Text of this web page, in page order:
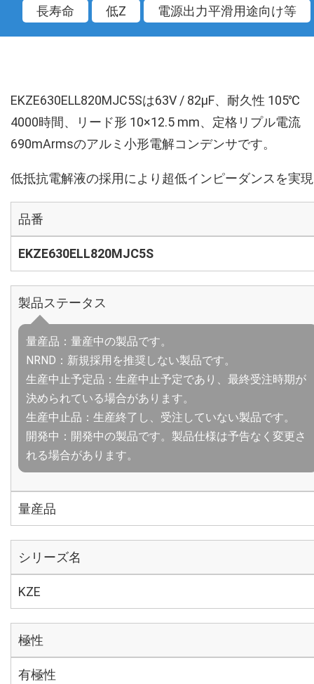
長寿命 低Z 電源出力平滑用途向け等
EKZE630ELL820MJC5Sは63V / 82µF、耐久性 105℃
4000時間、リード形 10×12.5 mm、定格リプル電流
690mArmsのアルミ小形電解コンデンサです。
低抵抗電解液の採用により超低インピーダンスを実現
品番
EKZE630ELL820MJC5S
製品ステータス
量産品：量産中の製品です。
NRND：新規採用を推奨しない製品です。
生産中止予定品：生産中止予定であり、最終受注時期が
決められている場合があります。
生産中止品：生産終了し、受注していない製品です。
開発中：開発中の製品です。製品仕様は予告なく変更さ
れる場合があります。
量産品
シリーズ名
KZE
極性
有極性